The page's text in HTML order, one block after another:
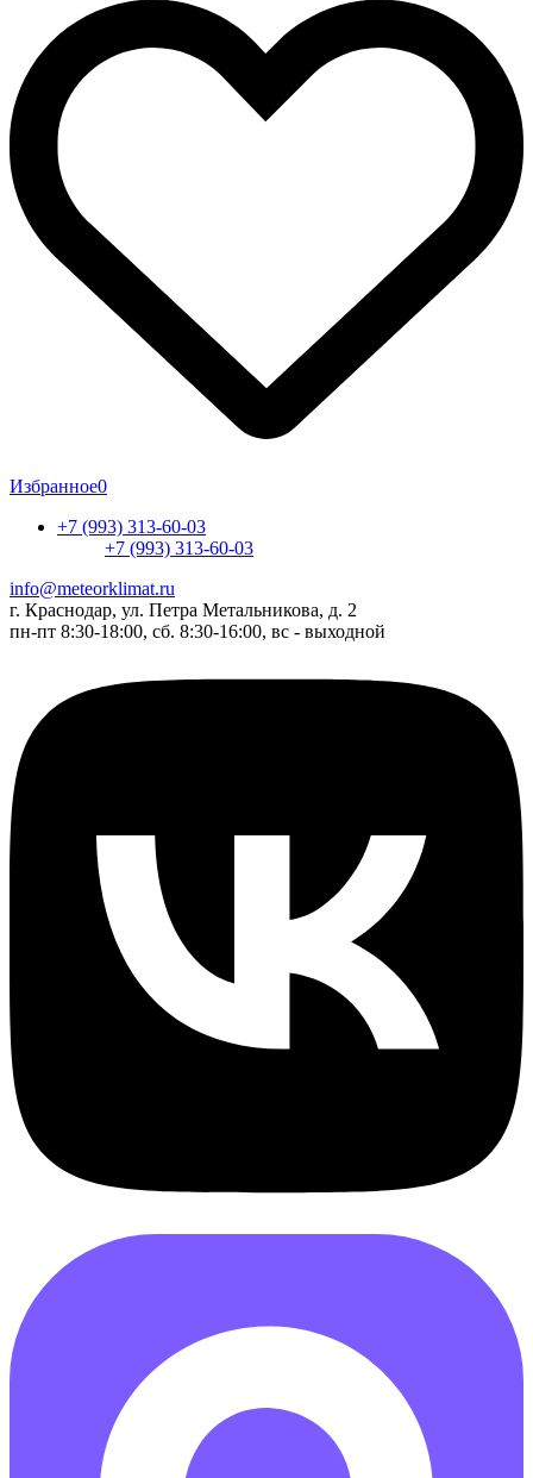
Избранное0
+7 (993) 313-60-03
+7 (993) 313-60-03
info@meteorklimat.ru
г. Краснодар, ул. Петра Метальникова, д. 2
пн-пт 8:30-18:00, сб. 8:30-16:00, вс - выходной